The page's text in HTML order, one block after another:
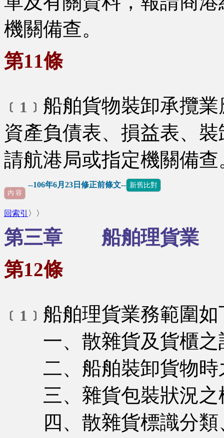
機關備查。
第11條
﹝1﹞ 船舶貨物裝卸承攬
資產負債表、損益表、
請航港局或指定機關備查
--106年6月23日修正前條文-- 新舊比對
內 容
回索引 〉〉
第三章 船舶理貨業
第12條
﹝1﹞ 船舶理貨業務範圍如
一、散雜貨及貨櫃之
二、船舶裝卸貨物時
三、雜貨包裝狀況之
四、散雜貨標識分類